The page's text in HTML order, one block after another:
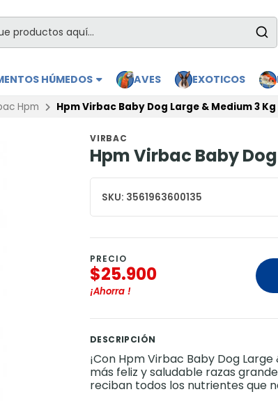
HÚMEDOS AVES EXOTICOS
Hpm Hpm Virbac Baby Dog Large & Medium 3 Kg
VIRBAC
Hpm Virbac Baby
SKU: 3561963600135
PRECIO
$25.900
¡Ahorra !
DESCRIPCIÓN
¡Con Hpm Virbac Baby Dog
más feliz y saludable razas
reciban todos los nutrientes que